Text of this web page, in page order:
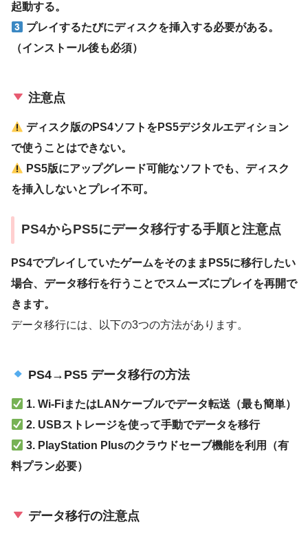
起動する。
プレイするたびにディスクを挿入する必要がある。
（インストール後も必須）
注意点
ディスク版のPS4ソフトをPS5デジタルエディション
で使うことはできない。
PS5版にアップグレード可能なソフトでも、ディスク
を挿入しないとプレイ不可。
PS4からPS5にデータ移行する手順と注意点
PS4でプレイしていたゲームをそのままPS5に移行したい
場合、データ移行を行うことでスムーズにプレイを再開で
きます。
データ移行には、以下の3つの方法があります。
PS4→PS5 データ移行の方法
1. Wi-FiまたはLANケーブルでデータ転送（最も簡単）
2. USBストレージを使って手動でデータを移行
3. PlayStation Plusのクラウドセーブ機能を利用（有
料プラン必要）
データ移行の注意点